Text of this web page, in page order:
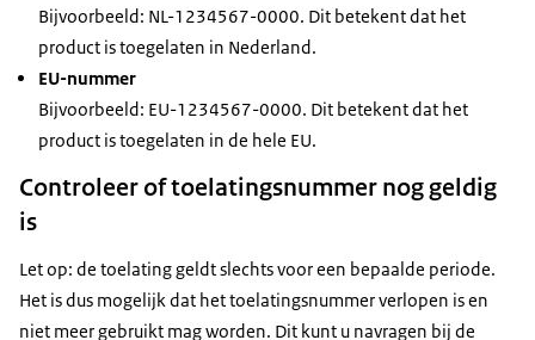
Bijvoorbeeld: NL-1234567-0000. Dit betekent dat het
product is toegelaten in Nederland.
EU-nummer
Bijvoorbeeld: EU-1234567-0000. Dit betekent dat het
product is toegelaten in de hele EU.
Controleer of toelatingsnummer nog geldig
is
Let op: de toelating geldt slechts voor een bepaalde periode.
Het is dus mogelijk dat het toelatingsnummer verlopen is en
niet meer gebruikt mag worden. Dit kunt u navragen bij de